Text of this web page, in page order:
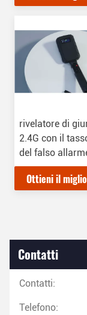
rivelatore di
2.4G con il
del falso
30dbm che
gamma
Ottieni il
Contatti
Contatti:
Telefono: